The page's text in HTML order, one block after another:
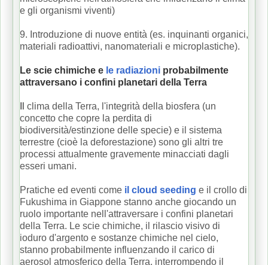
e gli organismi viventi)
9. Introduzione di nuove entità (es. inquinanti organici,
materiali radioattivi, nanomateriali e microplastiche).
Le scie chimiche e le radiazioni probabilmente
attraversano i confini planetari della Terra
clima della Terra, l'integrità della biosfera (un
concetto che copre la perdita di
biodiversità/estinzione delle specie) e il sistema
terrestre (cioè la deforestazione) sono gli altri tre
processi attualmente gravemente minacciati dagli
esseri umani.
Pratiche ed eventi come il cloud seeding e il crollo di
Fukushima in Giappone stanno anche giocando un
ruolo importante nell'attraversare i confini planetari
della Terra. Le scie chimiche, il rilascio visivo di
ioduro d'argento e sostanze chimiche nel cielo,
stanno probabilmente influenzando il carico di
aerosol atmosferico della Terra, interrompendo il